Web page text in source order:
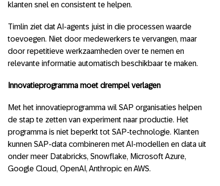
klanten snel en consistent te helpen.
Timlin ziet dat AI-agents juist in die processen waarde
toevoegen. Niet door medewerkers te vervangen, maar
door repetitieve werkzaamheden over te nemen en
relevante informatie automatisch beschikbaar te maken.
Innovatieprogramma moet drempel verlagen
Met het innovatieprogramma wil SAP organisaties helpen
de stap te zetten van experiment naar productie. Het
programma is niet beperkt tot SAP-technologie. Klanten
kunnen SAP-data combineren met AI-modellen en data uit
onder meer Databricks, Snowflake, Microsoft Azure,
Google Cloud, OpenAI, Anthropic en AWS.